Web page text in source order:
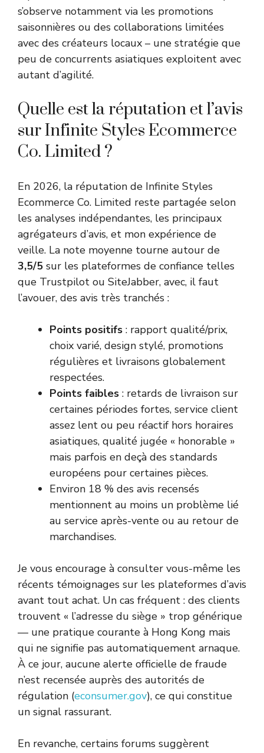
s’observe notamment via les promotions
saisonnières ou des collaborations limitées
avec des créateurs locaux – une stratégie que
peu de concurrents asiatiques exploitent avec
autant d’agilité.
Quelle est la réputation et l’avis
sur Infinite Styles Ecommerce
Co. Limited ?
En 2026, la réputation de Infinite Styles
Ecommerce Co. Limited reste partagée selon
les analyses indépendantes, les principaux
agrégateurs d’avis, et mon expérience de
veille. La note moyenne tourne autour de
3,5/5 sur les plateformes de confiance telles
que Trustpilot ou SiteJabber, avec, il faut
l’avouer, des avis très tranchés :
Points positifs : rapport qualité/prix,
choix varié, design stylé, promotions
régulières et livraisons globalement
respectées.
Points faibles : retards de livraison sur
certaines périodes fortes, service client
assez lent ou peu réactif hors horaires
asiatiques, qualité jugée « honorable »
mais parfois en deçà des standards
européens pour certaines pièces.
Environ 18 % des avis recensés
mentionnent au moins un problème lié
au service après-vente ou au retour de
marchandises.
Je vous encourage à consulter vous-même les
récents témoignages sur les plateformes d’avis
avant tout achat. Un cas fréquent : des clients
trouvent « l’adresse du siège » trop générique
— une pratique courante à Hong Kong mais
qui ne signifie pas automatiquement arnaque.
À ce jour, aucune alerte officielle de fraude
n’est recensée auprès des autorités de
régulation (econsumer.gov), ce qui constitue
un signal rassurant.
En revanche, certains forums suggèrent